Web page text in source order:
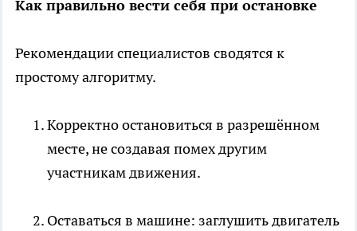
Как правильно вести себя при остановке
Рекомендации специалистов сводятся к
простому алгоритму.
Корректно остановиться в разрешённом
месте, не создавая помех другим
участникам движения.
Оставаться в машине: заглушить двигатель